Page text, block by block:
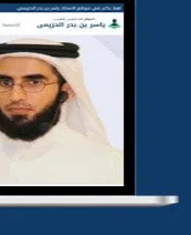
تطوير